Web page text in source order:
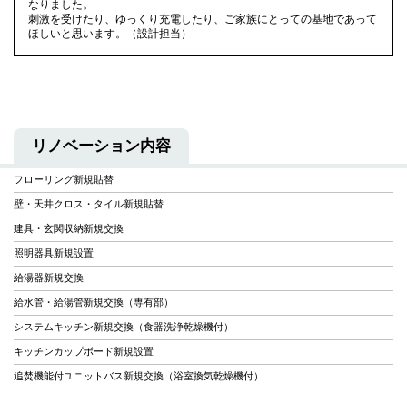
なりました。
刺激を受けたり、ゆっくり充電したり、ご家族にとっての基地であって
ほしいと思います。（設計担当）
リノベーション内容
フローリング新規貼替
壁・天井クロス・タイル新規貼替
建具・玄関収納新規交換
照明器具新規設置
給湯器新規交換
給水管・給湯管新規交換（専有部）
システムキッチン新規交換（食器洗浄乾燥機付）
キッチンカップボード新規設置
追焚機能付ユニットバス新規交換（浴室換気乾燥機付）